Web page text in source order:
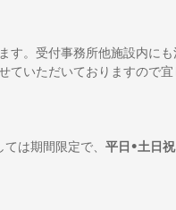
す。受付事務所他施設内に
ていただいておりますので宜
は期間限定で、 平日•土日祝